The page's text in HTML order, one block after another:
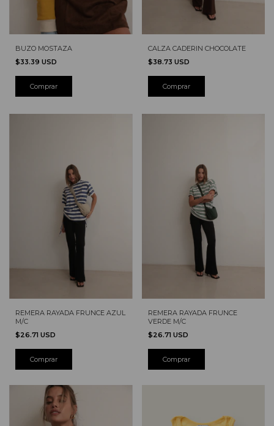
BUZO MOSTAZA
$33.39 USD
CALZA CADERIN CHOCOLATE
$38.73 USD
Comprar
REMERA RAYADA FRUNCE AZUL
M/C
$26.71 USD
Comprar
REMERA RAYADA FRUNCE
VERDE M/C
$26.71 USD
Comprar